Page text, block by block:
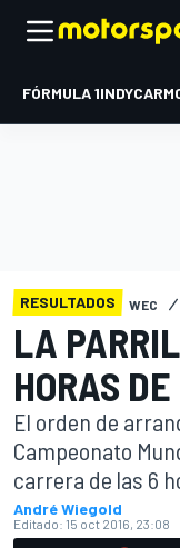
FÓRMULA 1INDYCAR
RESULTADOS WEC
LA
HORAS
El orden de
Campeonato
carrera de las 6
André Wiegold
Editado: 15 oct 2016, 23:08